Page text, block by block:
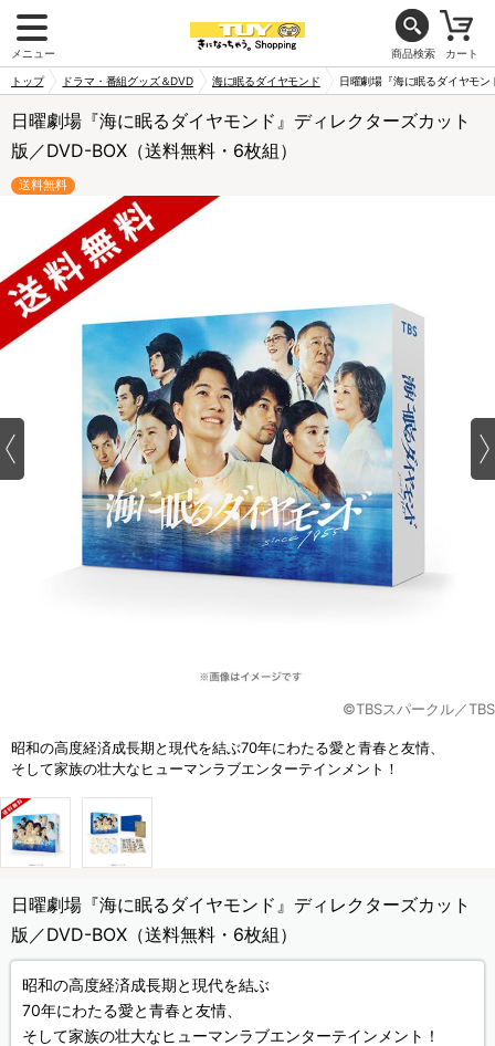
メニュー 商品検索 カート
トップ ドラマ・番組グッズ＆DVD 海に眠るダイヤモンド 日曜劇場『海に眠るダイヤモ
日曜劇場『海に眠るダイヤモンド』ディレクターズカット
版／DVD-BOX（送料無料・6枚組）
送料無料
©TBSスパークル／TBS
昭和の高度経済成長期と現代を結ぶ70年にわたる愛と青春と友情、
そして家族の壮大なヒューマンラブエンターテインメント！
日曜劇場『海に眠るダイヤモンド』ディレクターズカット
版／DVD-BOX（送料無料・6枚組）
昭和の高度経済成長期と現代を結ぶ
70年にわたる愛と青春と友情、
そして家族の壮大なヒューマンラブエンターテインメント！